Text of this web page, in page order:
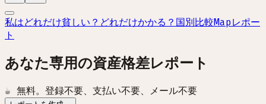
私はどれだけ貧しい？ どれだけかかる？ 国別比較Mapレポー
ト
あなた専用の資産格差レポート
☕ 無料。登録不要、支払い不要、メール不要